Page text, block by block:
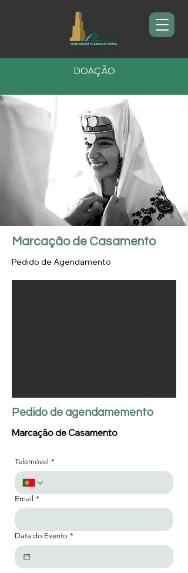
DOAÇÃO
Marcação de Casamento
Pedido de Agendamento
Pedido de agendamemento
Marcação de Casamento
Telemóvel *
Email *
Data do Evento *